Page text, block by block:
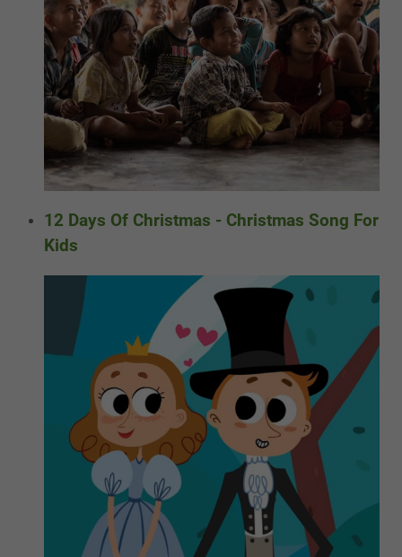
12 Days Of Christmas - Christmas Song For
Kids